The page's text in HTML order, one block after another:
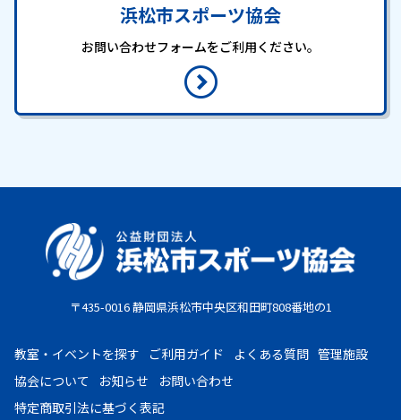
浜松市スポーツ協会
お問い合わせフォームをご利用ください。
〒435-0016 静岡県浜松市中央区和田町808番地の1
教室・イベントを探す ご利用ガイド よくある質問 管理施設
協会について
お知らせ
お問い合わせ
特定商取引法に基づく表記